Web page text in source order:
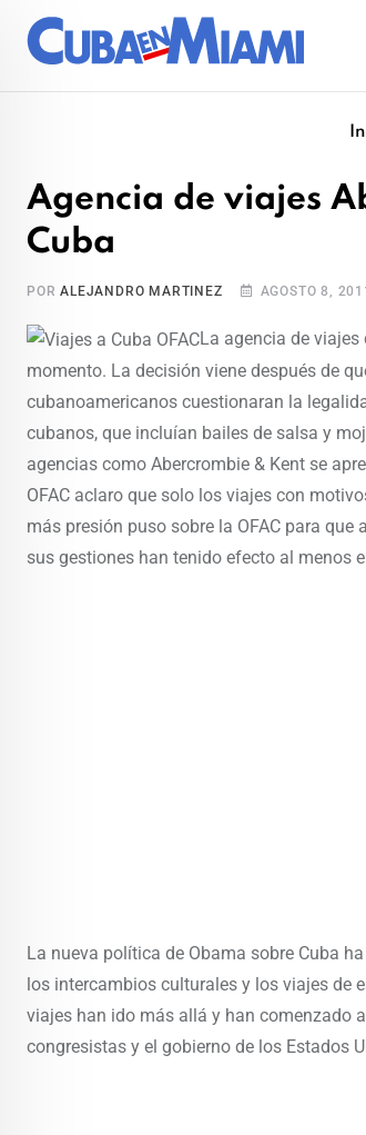
Agencia de viajes
Cuba
PORALEJANDRO MARTINEZ AGOSTO 8,
La agencia de
momento. La decisión viene después de
cubanoamericanos cuestionaran la
cubanos, que incluían bailes de salsa y
agencias como Abercrombie & Kent se
OFAC aclaro que solo los viajes con
más presión puso sobre la OFAC para
sus gestiones han tenido efecto al menos
La nueva política de Obama sobre Cuba
los intercambios culturales y los viajes de
viajes han ido más allá y han comenzado
congresistas y el gobierno de los Estados